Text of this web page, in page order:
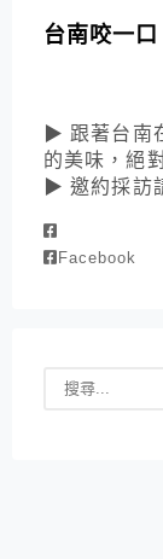
台南咬一口
▶ 跟著台南
的美味，絕
▶ 邀約採訪
Facebook